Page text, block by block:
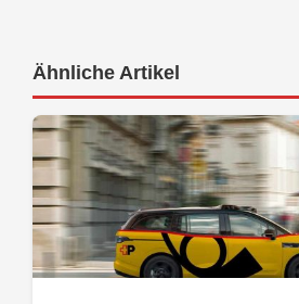
Ähnliche Artikel